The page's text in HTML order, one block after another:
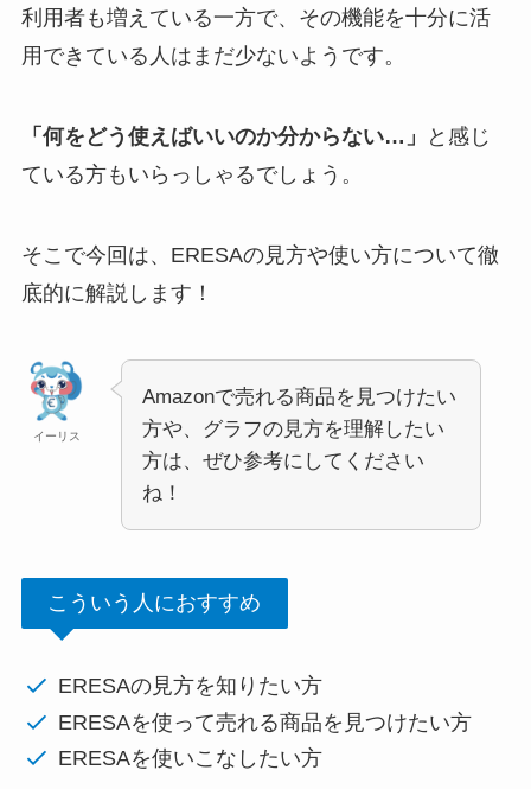
利用者も増えている一方で、その機能を十分に活
用できている人はまだ少ないようです。
「何をどう使えばいいのか分からない…」
と感じ
ている方もいらっしゃるでしょう。
そこで今回は、ERESAの見方や使い方について徹
底的に解説します！
イーリス
Amazonで売れる商品を見つけたい
方や、グラフの見方を理解したい
方は、ぜひ参考にしてください
ね！
こういう人におすすめ
ERESAの見方を知りたい方
ERESAを使って売れる商品を見つけたい方
ERESAを使いこなしたい方